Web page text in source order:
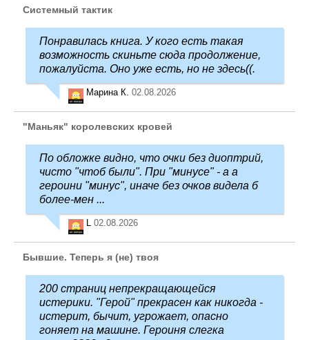
Системный тактик
Понравилась книга. У кого есть такая
возможность скиньте сюда продолжение,
пожалуйста. Оно уже есть, но не здесь((.
Марина К. 02.08.2026
"Маньяк" королевских кровей
По обложке видно, что очки без диоптрий,
чисто "чтоб были". При "минусе" - а а
героини "минус", иначе без очков видела б
более-мен ...
L 02.08.2026
Бывшие. Теперь я (не) твоя
200 страниц непрекращающейся
истерики. "Герой" прекрасен как никогда -
истерит, бычит, угрожает, опасно
гоняет на машине. Героиня слегка